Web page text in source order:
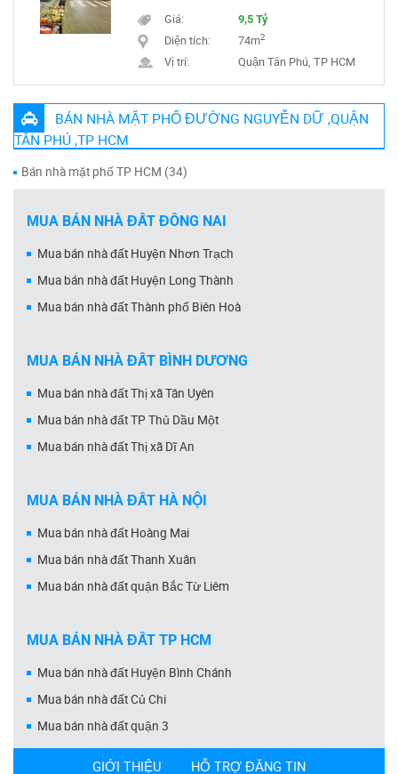
Giá: 9,5 Tỷ
Diện tích: 74m2
Vị trí: Quận Tân Phú, TP HCM
BÁN NHÀ MẶT PHỐ ĐƯỜNG NGUYỄN DỮ ,QUẬN
TÂN PHÚ ,TP HCM
Bán nhà mặt phố TP HCM (34)
MUA BÁN NHÀ ĐẤT ĐỒNG NAI
Mua bán nhà đất Huyện Nhơn Trạch
Mua bán nhà đất Huyện Long Thành
Mua bán nhà đất Thành phố Biên Hoà
MUA BÁN NHÀ ĐẤT BÌNH DƯƠNG
Mua bán nhà đất Thị xã Tân Uyên
Mua bán nhà đất TP Thủ Dầu Một
Mua bán nhà đất Thị xã Dĩ An
MUA BÁN NHÀ ĐẤT HÀ NỘI
Mua bán nhà đất Hoàng Mai
Mua bán nhà đất Thanh Xuân
Mua bán nhà đất quận Bắc Từ Liêm
MUA BÁN NHÀ ĐẤT TP HCM
Mua bán nhà đất Huyện Bình Chánh
Mua bán nhà đất Củ Chi
Mua bán nhà đất quận 3
GIỚI THIỆU HỖ TRỢ ĐĂNG TIN